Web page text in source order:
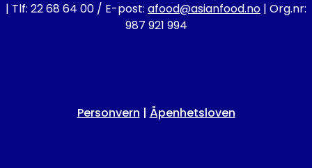
| Tlf: 22 68 64 00 / E-post: afood@asianfood.no | Org.nr:
987 921 994
Personvern | Åpenhetsloven